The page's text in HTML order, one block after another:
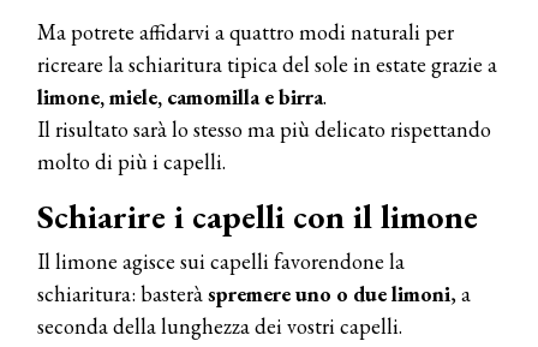
Ma potrete affidarvi a quattro modi naturali per
ricreare la schiaritura tipica del sole in estate grazie a
limone, miele, camomilla e birra.
Il risultato sarà lo stesso ma più delicato rispettando
molto di più i capelli.
Schiarire i capelli con il limone
Il limone agisce sui capelli favorendone la
schiaritura: basteràspremere uno o due limoni, a
seconda della lunghezza dei vostri capelli.